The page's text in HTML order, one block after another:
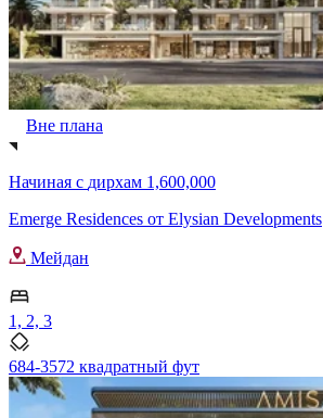
Вне плана
Начиная с дирхам 1,600,000
Emerge Residences от Elysian Developments
Мейдан
1, 2, 3
684-3572 квадратный фут